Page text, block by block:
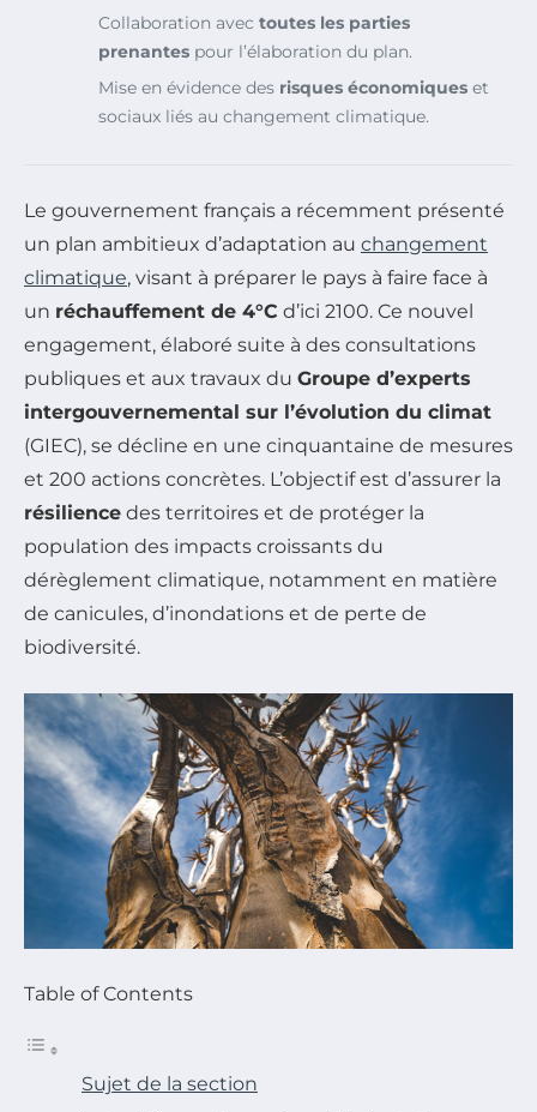
Collaboration avec toutes les parties
prenantes pour l’élaboration du plan.
Mise en évidence des risques économiques et
sociaux liés au changement climatique.
Le gouvernement français a récemment présenté
un plan ambitieux d’adaptation au changement
climatique, visant à préparer le pays à faire face à
un réchauffement de 4°C d’ici 2100. Ce nouvel
engagement, élaboré suite à des consultations
publiques et aux travaux du Groupe d’experts
intergouvernemental sur l’évolution du climat
(GIEC), se décline en une cinquantaine de mesures
et 200 actions concrètes. L’objectif est d’assurer la
résilience des territoires et de protéger la
population des impacts croissants du
dérèglement climatique, notamment en matière
de canicules, d’inondations et de perte de
biodiversité.
Table of Contents
Sujet de la section